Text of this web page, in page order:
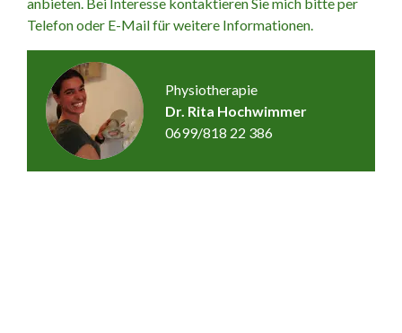
Telefon oder E-Mail für weitere Informationen.
Physiotherapie
Dr. Rita Hochwimmer
0699/818 22 386